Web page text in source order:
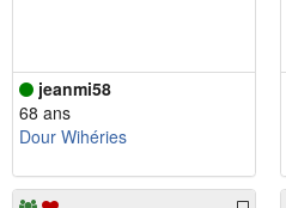
jeanmi58
68 ans
Dour Wihéries